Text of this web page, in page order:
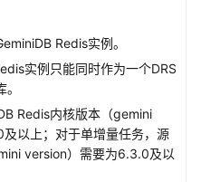
Redis实例。
实例只能同时作为一个DRS
Redis内核版本（gemini
以上；对于单增量任务，源
version）需要为6.3.0及以